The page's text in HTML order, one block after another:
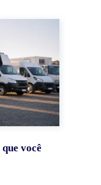
você